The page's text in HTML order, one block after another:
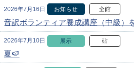
2026年7月16日 お知らせ 全館
音訳ボランティア養成講座（中級）
2026年7月10日 展示 砧
夏🍉